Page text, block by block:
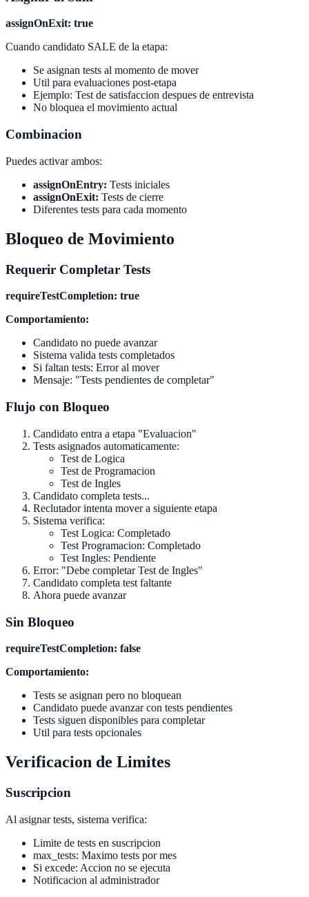
assignOnExit: true
Cuando candidato SALE de la etapa:
Se asignan tests al momento de mover
Util para evaluaciones post-etapa
Ejemplo: Test de satisfaccion despues de entrevista
No bloquea el movimiento actual
Combinacion
Puedes activar ambos:
assignOnEntry: Tests iniciales
assignOnExit: Tests de cierre
Diferentes tests para cada momento
Bloqueo de Movimiento
Requerir Completar Tests
requireTestCompletion: true
Comportamiento:
Candidato no puede avanzar
Sistema valida tests completados
Si faltan tests: Error al mover
Mensaje: "Tests pendientes de completar"
Flujo con Bloqueo
Candidato entra a etapa "Evaluacion"
Tests asignados automaticamente:
Test de Logica
Test de Programacion
Test de Ingles
Candidato completa tests...
Reclutador intenta mover a siguiente etapa
Sistema verifica:
Test Logica: Completado
Test Programacion: Completado
Test Ingles: Pendiente
Error: "Debe completar Test de Ingles"
Candidato completa test faltante
Ahora puede avanzar
Sin Bloqueo
requireTestCompletion: false
Comportamiento:
Tests se asignan pero no bloquean
Candidato puede avanzar con tests pendientes
Tests siguen disponibles para completar
Util para tests opcionales
Verificacion de Limites
Suscripcion
Al asignar tests, sistema verifica:
Limite de tests en suscripcion
max_tests: Maximo tests por mes
Si excede: Accion no se ejecuta
Notificacion al administrador